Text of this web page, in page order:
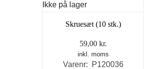
Ikke på lager
Skruesæt (10 stk.)
59,00 kr.
inkl. moms
Varenr: P120036